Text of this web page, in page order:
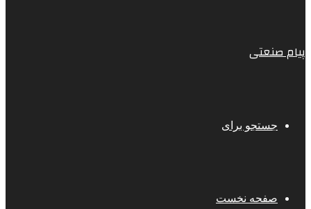
پیام صنعتی
جستجو برای
صفحه نخست